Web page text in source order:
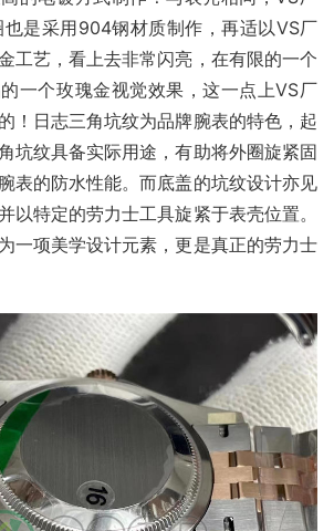
是采用904钢材质制作，再适以VS厂
工艺，看上去非常闪亮，在有限的一个
一个玫瑰金视觉效果，这一点上VS厂
！日志三角坑纹为品牌腕表的特色，起
坑纹具备实际用途，有助将外圈旋紧固
表的防水性能。而底盖的坑纹设计亦见
以特定的劳力士工具旋紧于表壳位置。
一项美学设计元素，更是真正的劳力士